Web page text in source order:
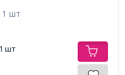
1 шт
шт